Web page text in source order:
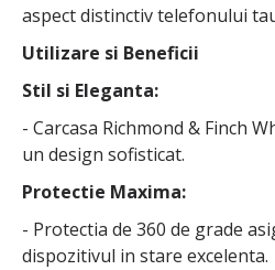
aspect distinctiv telefonului
Utilizare si Beneficii
Stil si Eleganta:
- Carcasa Richmond & Finch
un design sofisticat.
Protectie Maxima:
- Protectia de 360 de grade
dispozitivul in stare excelenta.